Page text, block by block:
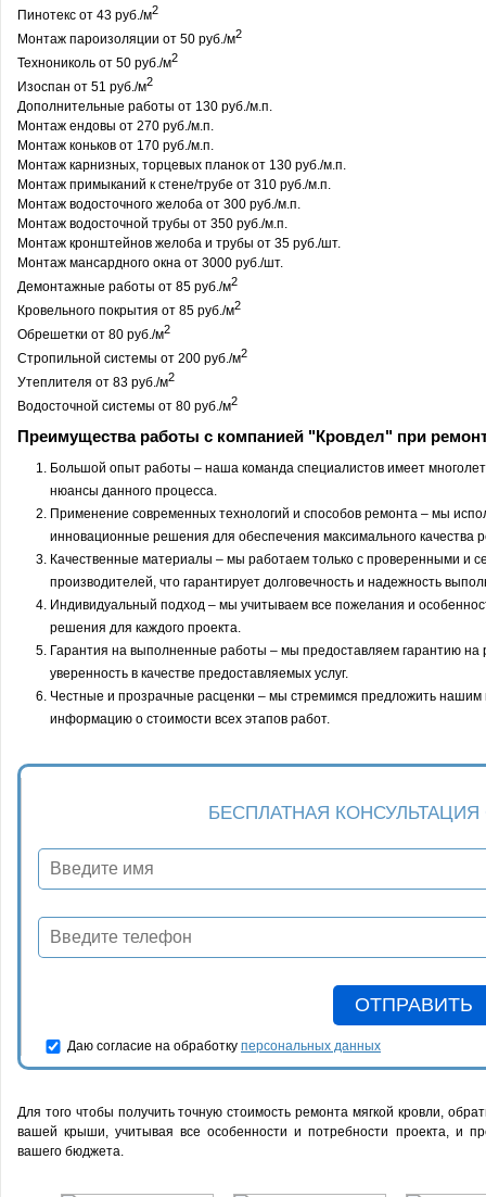
Пинотекс от 43 руб./м2
Монтаж пароизоляции от 50 руб./м2
Технониколь от 50 руб./м2
Изоспан от 51 руб./м2
Дополнительные работы от 130 руб./м.п.
Монтаж ендовы от 270 руб./м.п.
Монтаж коньков от 170 руб./м.п.
Монтаж карнизных, торцевых планок от 130 руб./м.п.
Монтаж примыканий к стене/трубе от 310 руб./м.п.
Монтаж водосточного желоба от 300 руб./м.п.
Монтаж водосточной трубы от 350 руб./м.п.
Монтаж кронштейнов желоба и трубы от 35 руб./шт.
Монтаж мансардного окна от 3000 руб./шт.
Демонтажные работы от 85 руб./м2
Кровельного покрытия от 85 руб./м2
Обрешетки от 80 руб./м2
Стропильной системы от 200 руб./м2
Утеплителя от 83 руб./м2
Водосточной системы от 80 руб./м2
Преимущества работы с компанией "Кровдел" при
Большой опыт работы – наша команда специалистов имеет
нюансы данного процесса.
Применение современных технологий и способов ремонта – мы
инновационные решения для обеспечения максимального качества
Качественные материалы – мы работаем только с проверенными и
производителей, что гарантирует долговечность и надежность
Индивидуальный подход – мы учитываем все пожелания и
решения для каждого проекта.
Гарантия на выполненные работы – мы предоставляем гарантию на
уверенность в качестве предоставляемых услуг.
Честные и прозрачные расценки – мы стремимся предложить
информацию о стоимости всех этапов работ.
БЕСПЛАТНАЯ
Даю согласие на обработку персональных данных
Для того чтобы получить точную стоимость ремонта мягкой кровли,
вашей крыши, учитывая все особенности и потребности проекта, и
вашего бюджета.